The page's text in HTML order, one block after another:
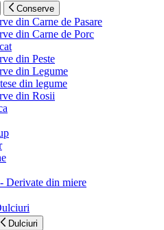
Conserve
din Carne de Pasare
din Carne de Porc
din Peste
din Legume
din legume
din Rosii
Derivate din miere
Dulciuri